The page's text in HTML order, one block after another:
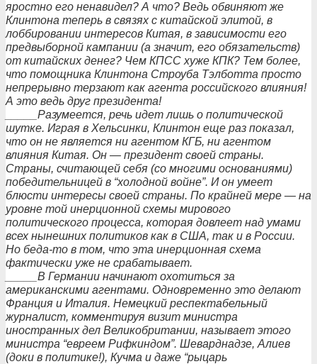
яростно его ненавидел? А что? Ведь обвиняют же
Клинтона теперь в связях с китайской элитой, в
лоббировании интересов Китая, в зависимости его
предвыборной кампании (а значит, его обязательств)
от китайских денег? Чем КПСС хуже КПК? Тем более,
что помощника Клинтона Строуба Тэлботта просто
непрерывно терзают как агента российского влияния!
А это ведь друг президента!
_____Разумеется, речь идет лишь о политической
шутке. Играя в Хельсинки, Клинтон еще раз показал,
что он не является ни агентом КГБ, ни агентом
влияния Китая. Он — президент своей страны.
Страны, считающей себя (со многими основаниями)
победительницей в “холодной войне”. И он умеет
блюсти интересы своей страны. По крайней мере — на
уровне той инерционной схемы мирового
политического процесса, которая довлеет над умами
всех нынешних политиков как в США, так и в России.
Но беда-то в том, что эта инерционная схема
фактически уже не срабатывает.
_____В Германии начинают охотиться за
американскими агентами. Одновременно это делают
Франция и Италия. Немецкий респектабельный
журналист, комментируя визит министра
иностранных дел Великобритании, называет этого
министра “евреем Рифкиндом”. Шеварднадзе, Алиев
(доки в политике!), Кучма и даже “рыцарь